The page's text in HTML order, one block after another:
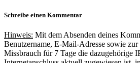
Schreibe einen Kommentar
Hinweis: Mit dem Absenden deines
Benutzername, E-Mail-Adresse sowie
Missbrauch für 7 Tage die dazugehörige